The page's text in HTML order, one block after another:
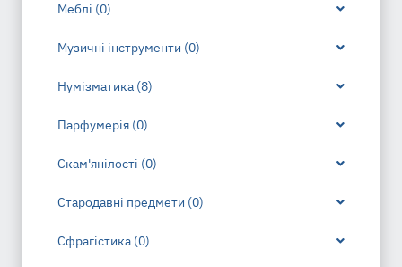
Меблі (0)
Музичні інструменти (0)
Нумізматика (8)
Парфумерія (0)
Скам'янілості (0)
Стародавні предмети (0)
Сфрагістика (0)